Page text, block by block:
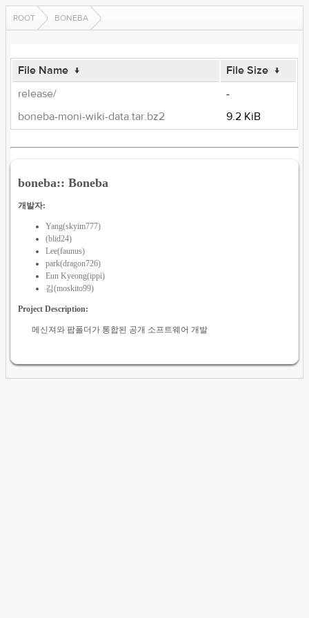
ROOT BONEBA
File Name ↓ File Size ↓
release/
-
boneba-moni-wiki-data.tar.bz2
9.2 KiB
boneba:: Boneba
개발자:
Yang(skyim777)
(blid24)
Lee(faunus)
park(dragon726)
Eun Kyeong(ippi)
김(moskito99)
Project Description:
메신져와 팝폴더가 통합된 공개 소프트웨어 개발